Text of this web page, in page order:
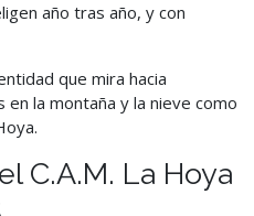
año tras año, y con
que mira hacia
la montaña y la nieve como
C.A.M. La Hoya